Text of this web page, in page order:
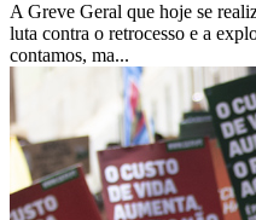
A Greve Geral que hoje se
luta contra o retrocesso e a
contamos, ma...